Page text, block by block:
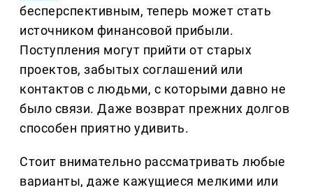
бесперспективным, теперь может стать
источником финансовой прибыли.
Поступления могут прийти от старых
проектов, забытых соглашений или
контактов с людьми, с которыми давно не
было связи. Даже возврат прежних долгов
способен приятно удивить.
Стоит внимательно рассматривать любые
варианты, даже кажущиеся мелкими или